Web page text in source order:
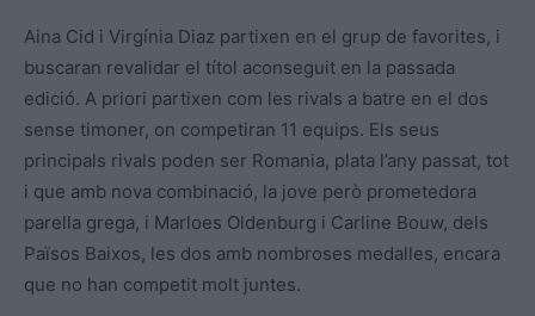
Aina Cid i Virgínia Diaz partixen en el grup de favorites, i
buscaran revalidar el títol aconseguit en la passada
edició. A priori partixen com les rivals a batre en el dos
sense timoner, on competiran 11 equips. Els seus
principals rivals poden ser Romania, plata l’any passat, tot
i que amb nova combinació, la jove però prometedora
parella grega, i Marloes Oldenburg i Carline Bouw, dels
Països Baixos, les dos amb nombroses medalles, encara
que no han competit molt juntes.